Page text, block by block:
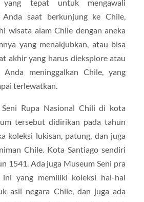
tepat untuk mengawali
Anda saat berkunjung ke Chile,
wisata alam Chile dengan aneka
yang menakjubkan, atau bisa
akhir yang harus dieksplore atau
Anda meninggalkan Chile, yang
terlewatkan.
Seni Rupa Nasional Chili di kota
tersebut didirikan pada tahun
koleksi lukisan, patung, dan juga
Chile. Kota Santiago sendiri
1541. Ada juga Museum Seni pra
yang memiliki koleksi hal-hal
asli negara Chile, dan juga ada